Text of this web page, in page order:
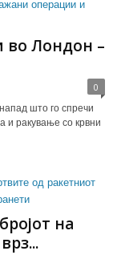
во Лондон –
0
што го спречи
и ракување со крвни
на